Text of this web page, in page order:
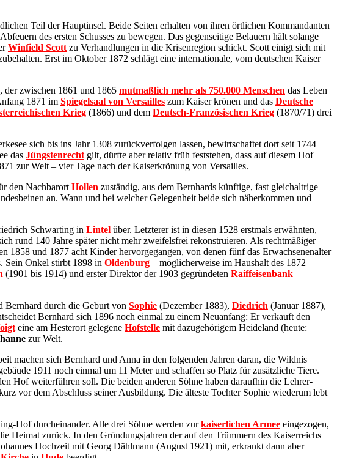
Teil der Hauptinsel. Beide Seiten erhalten von ihren örtlichen Kommandanten
des ersten Schusses zu bewegen. Das gegenseitige Belauern hält solange
Winfield Scott zu Verhandlungen in die Krisenregion schickt. Scott einigt sich mit
Erst im Oktober 1872 schlägt eine internationale, vom deutschen Kaiser
der zwischen 1861 und 1865 mutmaßlich mehr als 750.000 Menschen das Leben
1871 im Spiegelsaal von Versailles zum Kaiser krönen und das Deutsche
Krieg (1866) und dem Deutsch-Französischen Krieg (1870/71) drei
sich bis ins Jahr 1308 zurückverfolgen lassen, bewirtschaftet dort seit 1744
das Jüngstenrecht gilt, dürfte aber relativ früh feststehen, dass auf diesem Hof
zur Welt – vier Tage nach der Kaiserkrönung von Versailles.
den Nachbarort Hollen zuständig, aus dem Bernhards künftige, fast gleichaltrige
an. Wann und bei welcher Gelegenheit beide sich näherkommen und
Schwarting in Lintel über. Letzterer ist in diesen 1528 erstmals erwähnten,
rund 140 Jahre später nicht mehr zweifelsfrei rekonstruieren. Als rechtmäßiger
1858 und 1877 acht Kinder hervorgegangen, von denen fünf das Erwachsenenalter
Sein Onkel stirbt 1898 in Oldenburg – möglicherweise im Haushalt des 1872
(1901 bis 1914) und erster Direktor der 1903 gegründeten Raiffeisenbank
Bernhard durch die Geburt von Sophie (Dezember 1883), Diedrich (Januar 1887),
Bernhard sich 1896 noch einmal zu einem Neuanfang: Er verkauft den
eine am Hesterort gelegene Hofstelle mit dazugehörigem Heideland (heute:
zur Welt.
machen sich Bernhard und Anna in den folgenden Jahren daran, die Wildnis
1911 noch einmal um 11 Meter und schaffen so Platz für zusätzliche Tiere.
Hof weiterführen soll. Die beiden anderen Söhne haben daraufhin die Lehrer-
vor dem Abschluss seiner Ausbildung. Die älteste Tochter Sophie wiederum lebt
Hof durcheinander. Alle drei Söhne werden zurkaiserlichen Armee eingezogen,
zurück. In den Gründungsjahren der auf den Trümmern des Kaiserreichs
Hochzeit mit Georg Dählmann (August 1921) mit, erkrankt dann aber